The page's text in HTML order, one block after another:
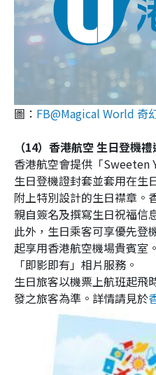
圖： FB@Magical World 奇
（14）香港航空 生日登機
香港航空會提供「Sweeten
生日登機證封套並套用在生
附上特別設計的生日襟章。
親自簽名及撰寫生日祝福信
此外，生日乘客可享優先登
起享用香港航空機場貴賓室
「即影即有」相片服務。
生日旅客以機票上航班起飛
發之旅客為準。詳情請見於